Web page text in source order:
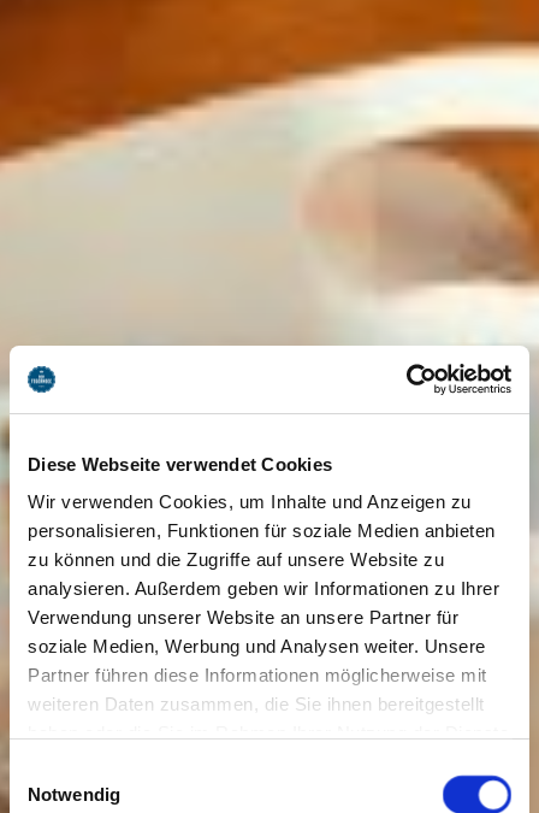
Diese Webseite verwendet Cookies
Wir verwenden Cookies, um Inhalte und Anzeigen zu
personalisieren, Funktionen für soziale Medien anbieten
zu können und die Zugriffe auf unsere Website zu
analysieren. Außerdem geben wir Informationen zu Ihrer
Verwendung unserer Website an unsere Partner für
soziale Medien, Werbung und Analysen weiter. Unsere
Partner führen diese Informationen möglicherweise mit
weiteren Daten zusammen, die Sie ihnen bereitgestellt
Cookies, wenn Sie unsere Webseite weiterhin nutzen.
Notwendig